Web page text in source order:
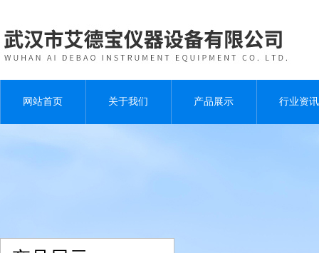
网站首页 关于我们 产品展示 行业资讯